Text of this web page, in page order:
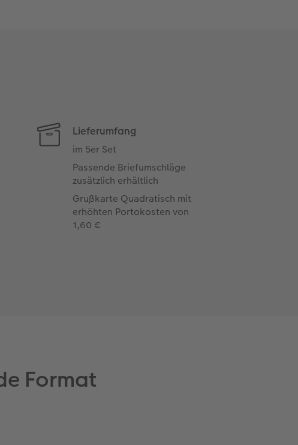
Lieferumfang
im 5er Set
Passende Briefumschläge
zusätzlich erhältlich
Grußkarte Quadratisch mit
erhöhten Portokosten von
1,60 €
Format